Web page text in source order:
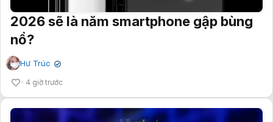
2026 sẽ là năm smartphone gập bùng
nổ?
Hư Trúc ✔
4 giờ trước